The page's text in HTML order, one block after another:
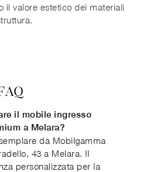
il valore estetico dei materiali
il mobile ingresso
a Melara?
da Mobilgamma
43 a Melara. Il
personalizzata per la